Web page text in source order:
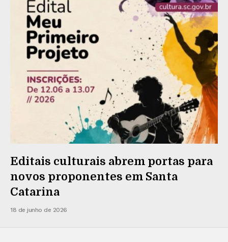
Editais culturais abrem portas para
novos proponentes em Santa
Catarina
18 de junho de 2026